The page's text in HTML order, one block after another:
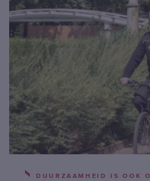
DUURZAAMHEID IS OOK